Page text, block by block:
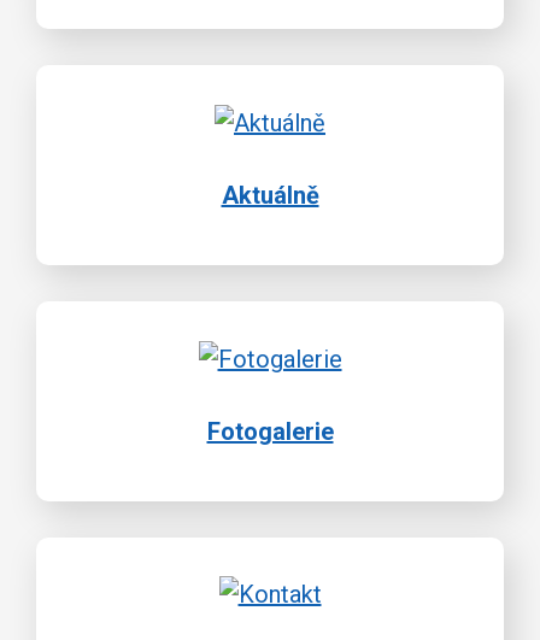
Aktuálně
Fotogalerie